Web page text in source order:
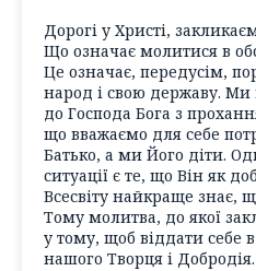
Дорогі у Христі,
Що означає молитися в
Це означає, передусім,
народ і свою державу. Ми
до Господа Бога з
що вважаємо для себе
Батько, а ми Його діти.
ситуації є те, що Він як
Всесвіту найкраще знає,
Тому молитва, до якої
у тому, щоб віддати себе в
нашого Творця і Добродія.